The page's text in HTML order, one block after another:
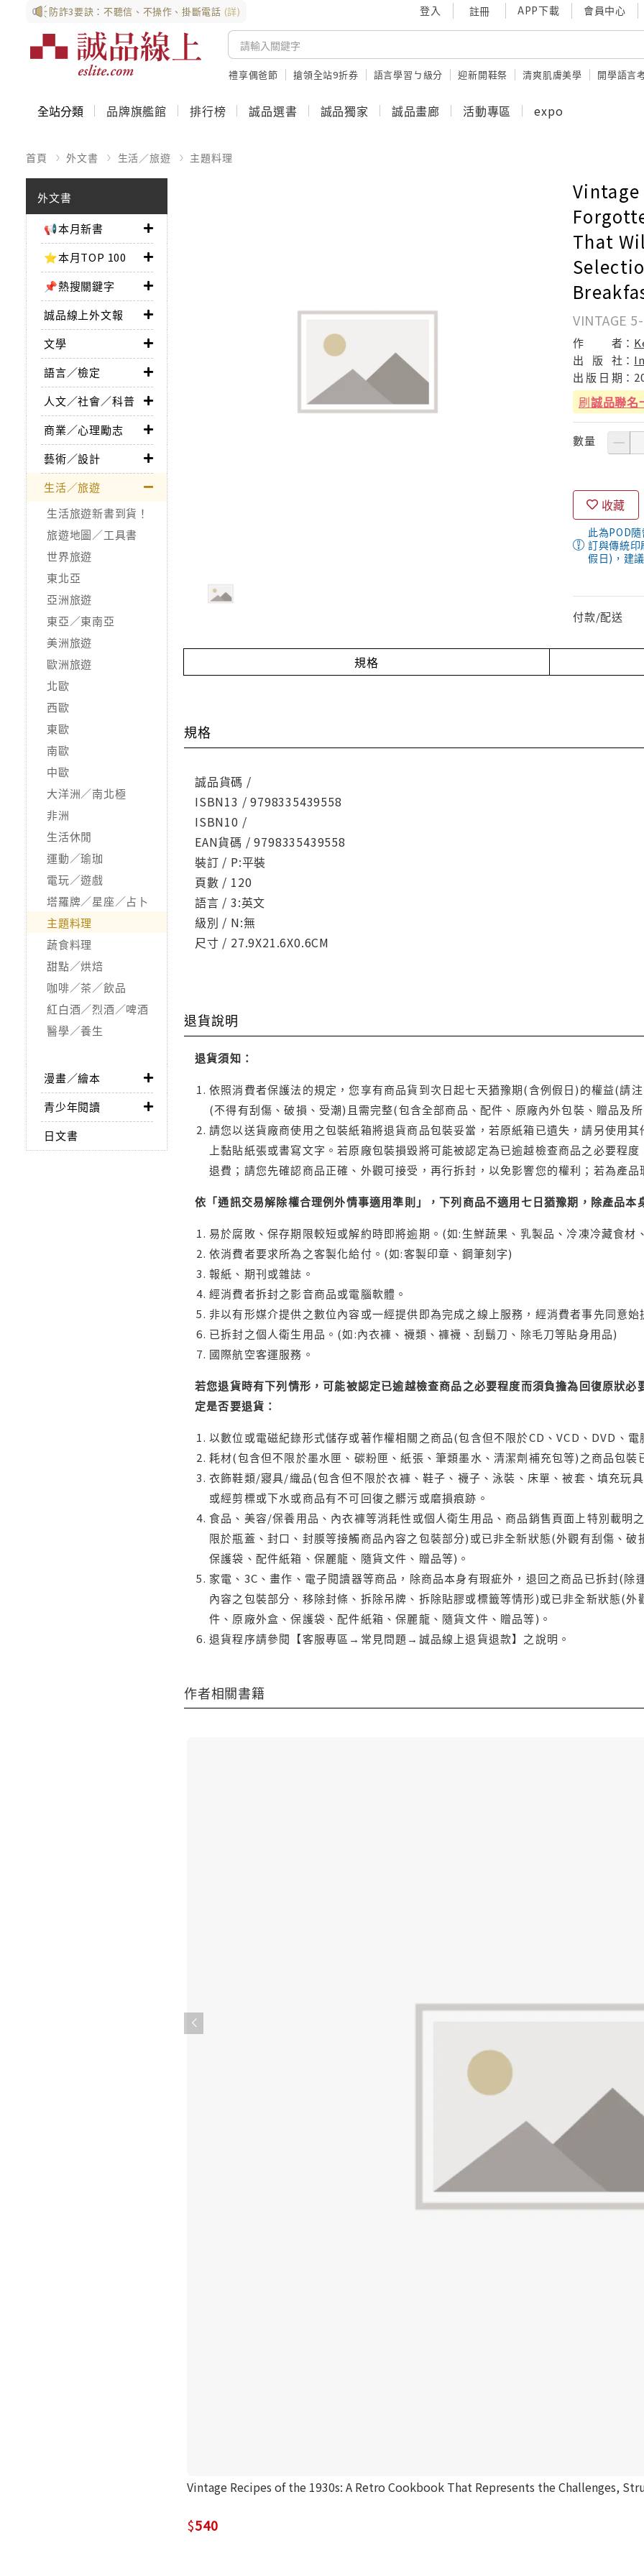
防詐3要訣：不聽信、不操作、掛斷電話 (詳) 登入 註冊 APP下載 會員中心
禮享偶爸節 搶領全站9折券 語言學習ㄅ級分 迎新開鞋祭 清爽肌膚美學 開學語言
全站分類 品牌旗艦館 排行榜 誠品選書 誠品獨家 誠品畫廊 活動專區 expo
首頁 外文書 生活／旅遊 主題料理
外文書
📢本月新書
⭐本月TOP 100
📌熱搜關鍵字
誠品線上外文報
文學
語言／檢定
人文／社會／科普
商業／心理勵志
藝術／設計
生活／旅遊
生活旅遊新書到貨！
旅遊地圖／工具書
世界旅遊
東北亞
亞洲旅遊
東亞／東南亞
美洲旅遊
歐洲旅遊
北歐
西歐
東歐
南歐
中歐
大洋洲／南北極
非洲
生活休閒
運動／瑜珈
電玩／遊戲
塔羅牌／星座／占卜
主題料理
蔬食料理
甜點／烘焙
咖啡／茶／飲品
紅白酒／烈酒／啤酒
醫學／養生
漫畫／繪本
青少年閱讀
日文書
That
VINTAGE
作 者：
出
版 社：
出 版 日 期：
刷誠品聯名
數量
收藏
此為POD
訂與傳統
假日)，建
付款/配送
規格
規格
誠品貨碼 /
ISBN13 / 9798335439558
ISBN10 /
EAN貨碼 / 9798335439558
裝訂 / P:平裝
頁數 / 120
語言 / 3:英文
級別 / N:無
尺寸 / 27.9X21.6X0.6CM
退貨說明
退貨須知：
依照消費者保護法的規定，您享有商品貨到次日起七天猶豫期(含例假日)的權益(請
(不得有刮傷、破損、受潮)且需完整(包含全部商品、配件、原廠內外包裝、贈品及
請您以送貨廠商使用之包裝紙箱將退貨商品包裝妥當，若原紙箱已遺失，請另使用
上黏貼紙張或書寫文字。若原廠包裝損毀將可能被認定為已逾越檢查商品之必要程
退費；請您先確認商品正確、外觀可接受，再行拆封，以免影響您的權利；若為產
依「通訊交易解除權合理例外情事適用準則」，下列商品不適用七日猶豫期，除產品本
易於腐敗、保存期限較短或解約時即將逾期。(如:生鮮蔬果、乳製品、冷凍冷藏食材
依消費者要求所為之客製化給付。(如:客製印章、鋼筆刻字)
報紙、期刊或雜誌。
經消費者拆封之影音商品或電腦軟體。
非以有形媒介提供之數位內容或一經提供即為完成之線上服務，經消費者事先同意
已拆封之個人衛生用品。(如:內衣褲、襪類、褲襪、刮鬍刀、除毛刀等貼身用品)
國際航空客運服務。
若您退貨時有下列情形，可能被認定已逾越檢查商品之必要程度而須負擔為回復原狀
定是否要退貨：
以數位或電磁紀錄形式儲存或著作權相關之商品(包含但不限於CD、VCD、DVD、
耗材(包含但不限於墨水匣、碳粉匣、紙張、筆類墨水、清潔劑補充包等)之商品包
衣飾鞋類/寢具/織品(包含但不限於衣褲、鞋子、襪子、泳裝、床單、被套、填充玩
或經剪標或下水或商品有不可回復之髒污或磨損痕跡。
食品、美容/保養用品、內衣褲等消耗性或個人衛生用品、商品銷售頁面上特別載明
限於瓶蓋、封口、封膜等接觸商品內容之包裝部分)或已非全新狀態(外觀有刮傷、
保護袋、配件紙箱、保麗龍、隨貨文件、贈品等)。
家電、3C、畫作、電子閱讀器等商品，除商品本身有瑕疵外，退回之商品已拆封(
內容之包裝部分、移除封條、拆除吊牌、拆除貼膠或標籤等情形)或已非全新狀態(
件、原廠外盒、保護袋、配件紙箱、保麗龍、隨貨文件、贈品等)。
退貨程序請參閱【客服專區→常見問題→誠品線上退貨退款】之說明。
作者相關書籍
Vintage Recipes of the 1930s: A Retro Cookbook That Represents the Challenges,
540